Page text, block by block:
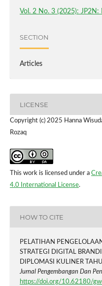
Vol. 2 No. 3 (2025):
SECTION
Articles
LICENSE
Copyright (c) 2025 Hanna
Rozaq
This work is licensed under a
4.0 International License.
HOW TO CITE
PELATIHAN
STRATEGI DIGITAL
DIPLOMASI KULINER
Jurnal Pengembangan Dan
https://doi.org/10.62180/